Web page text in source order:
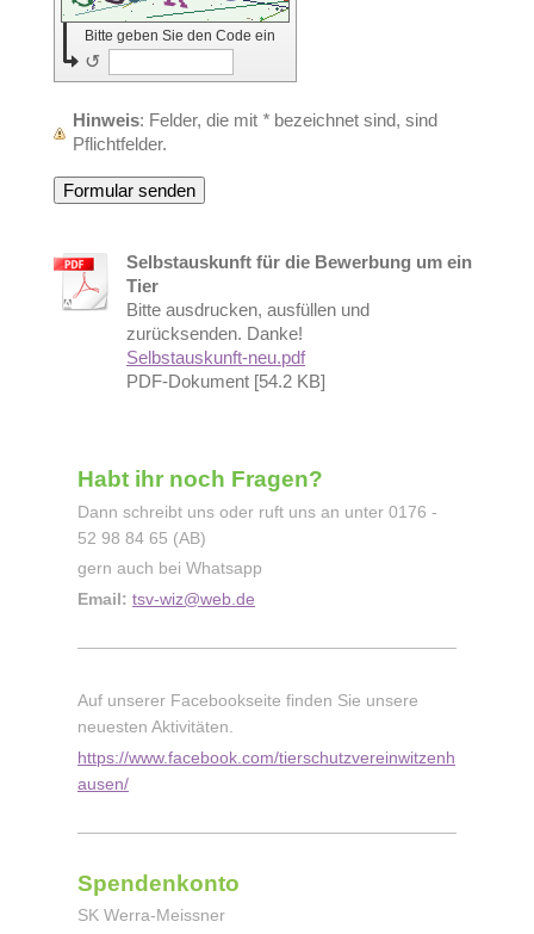
Bitte geben Sie den Code ein
↺
Hinweis : Felder, die mit * bezeichnet sind, sind
Pflichtfelder.
Selbstauskunft für die Bewerbung um ein
Tier
Bitte ausdrucken, ausfüllen und
zurücksenden. Danke!
Selbstauskunft-neu.pdf
PDF-Dokument [54.2 KB]
Habt ihr noch Fragen?
Dann schreibt uns oder ruft uns an unter 0176 -
52 98 84 65 (AB)
gern auch bei Whatsapp
Email: tsv-wiz@web.de
Auf unserer Facebookseite finden Sie unsere
neuesten Aktivitäten.
https://www.facebook.com/tierschutzvereinwitzenh
ausen/
Spendenkonto
SK Werra-Meissner